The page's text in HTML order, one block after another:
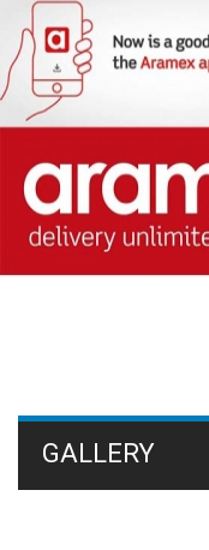
GALLERY